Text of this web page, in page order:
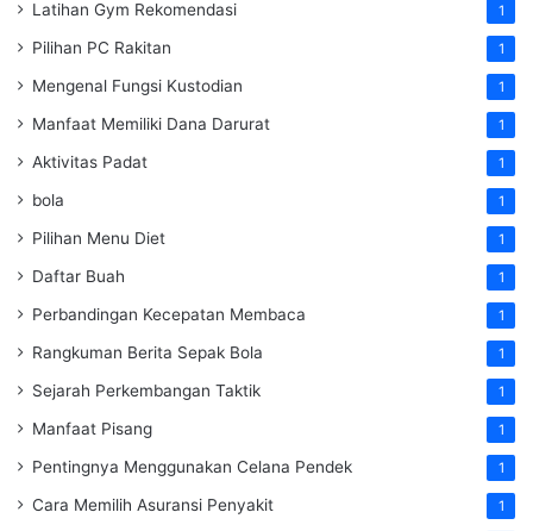
Latihan Gym Rekomendasi 1
Pilihan PC Rakitan 1
Mengenal Fungsi Kustodian 1
Manfaat Memiliki Dana Darurat 1
Aktivitas Padat 1
bola 1
Pilihan Menu Diet 1
Daftar Buah 1
Perbandingan Kecepatan Membaca 1
Rangkuman Berita Sepak Bola 1
Sejarah Perkembangan Taktik 1
Manfaat Pisang 1
Pentingnya Menggunakan Celana Pendek 1
Cara Memilih Asuransi Penyakit 1